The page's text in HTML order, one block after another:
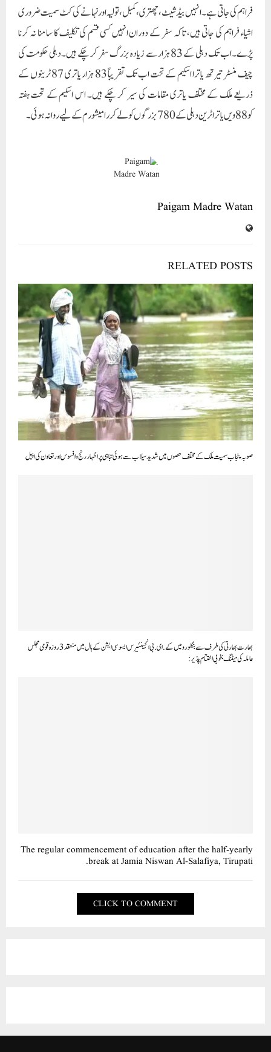
فراہم کی جاتی ہے۔انہیں بیڈ شیٹ، چھتری، کمبل، تولیہ اور نہانے کی کٹ سمیت ضروری
اشیاء فراہم کی جاتی ہیں، تاکہ سفر کے دوران انہیں کسی قسم کی تکلیف کا سامنا نہ کرنا
پڑے۔اب تک دہلی کے 83 ہزار سے زیادہ بزرگ سفر کر چکے ہیں۔دہلی حکومت کی
چیف منسٹر تیرتھ یاترا اسکیم کے تحت اب تک تقریباً 83 ہزار یاتری 87 ٹرینوں کے
ذریعے ملک کے مختلف یاتری مقامات کی سیر کر چکے ہیں۔ اس اسکیم کے تحت ہفتہ
کو 88ویں یاترا ٹرین دہلی کے 780 بزرگوں کو لے کر رامیشورم کے لیے روانہ ہوئی۔
Paigam Madre Watan
RELATED POSTS
صوبہ پنجاب سمیت ملک کے مختلف حصوں میں شدید سیلاب سے ہوئی تباہی پر اظہار رنج وافسوس اورتعاون کی اپیل
بھارت بھارتی کی طرف سے بنگلورو میں کے .ای. بی انجینئیرس ایسو سی ایشن کے ہال میں منعقد 3 روزہ قومی مجلس
عاملہ کی میٹنگ بخوبی اختتام پذیر:
The regular commencement of education after the half-yearly
break at Jamia Niswan Al-Salafiya, Tirupati.
CLICK TO COMMENT